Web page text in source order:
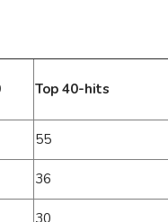
Top 40-hits
55
36
30